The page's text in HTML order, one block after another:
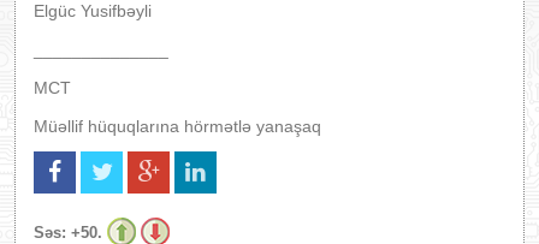
Elgüc Yusifbəyli
MCT
Müəllif hüquqlarına hörmətlə yanaşaq
Səs: +50.